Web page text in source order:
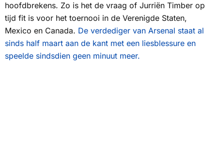
hoofdbrekens. Zo is het de vraag of Jurriën Timber op
tijd fit is voor het toernooi in de Verenigde Staten,
Mexico en Canada. De verdediger van Arsenal staat al
sinds half maart aan de kant met een liesblessure en
speelde sindsdien geen minuut meer.